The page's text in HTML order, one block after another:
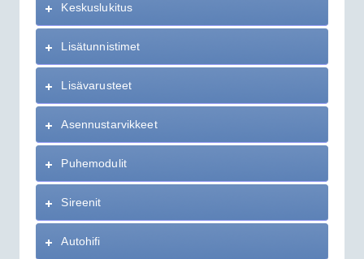
Keskuslukitus
Lisätunnistimet
Lisävarusteet
Asennustarvikkeet
Puhemodulit
Sireenit
Autohifi